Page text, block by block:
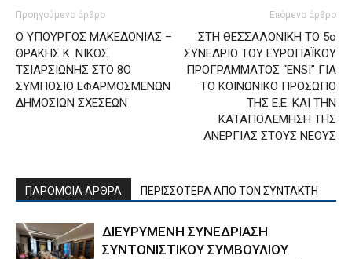
Προηγούμενο άρθρο
Ο ΥΠΟΥΡΓΟΣ ΜΑΚΕΔΟΝΙΑΣ –
ΘΡΑΚΗΣ Κ. ΝΙΚΟΣ
ΤΣΙΑΡΣΙΩΝΗΣ ΣΤΟ 8Ο
ΣΥΜΠΟΣΙΟ ΕΦΑΡΜΟΣΜΕΝΩΝ
ΔΗΜΟΣΙΩΝ ΣΧΕΣΕΩΝ
Επόμενο άρθρο
ΣΤΗ ΘΕΣΣΑΛΟΝΙΚΗ ΤΟ 5ο
ΣΥΝΕΔΡΙΟ ΤΟΥ ΕΥΡΩΠΑΪΚΟΥ
ΠΡΟΓΡΑΜΜΑΤΟΣ “ENSI” ΓΙΑ
ΤΟ ΚΟΙΝΩΝΙΚΟ ΠΡΟΣΩΠΟ
ΤΗΣ Ε.Ε. ΚΑΙ ΤΗΝ
ΚΑΤΑΠΟΛΕΜΗΣΗ ΤΗΣ
ΑΝΕΡΓΙΑΣ ΣΤΟΥΣ ΝΕΟΥΣ
ΠΑΡΟΜΟΙΑ ΑΡΘΡΑ ΠΕΡΙΣΣΟΤΕΡΑ ΑΠΟ ΤΟΝ ΣΥΝΤΑΚΤΗ
ΔΙΕΥΡΥΜΕΝΗ ΣΥΝΕΔΡΙΑΣΗ
ΣΥΝΤΟΝΙΣΤΙΚΟΥ ΣΥΜΒΟΥΛΙΟΥ